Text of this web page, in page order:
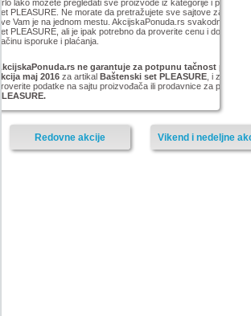
lako možete pregledati sve proizvode iz kategorije i pronaći
PLEASURE. Ne morate da pretražujete sve sajtove za artikal
Vam je na jednom mestu. AkcijskaPonuda.rs svakodnevno
PLEASURE, ali je ipak potrebno da proverite cenu i
isporuke i plaćanja.
ne garantuje za potpunu tačnost
maj 2016za artikal Baštenski set PLEASURE, i zato vas
podatke na sajtu proizvođača ili prodavnice za proizvod
Vikend i nedeljne
Redovne akcije